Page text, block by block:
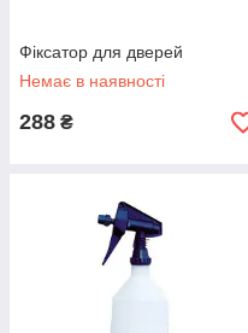
Фіксатор для дверей
Немає в наявності
288 ₴